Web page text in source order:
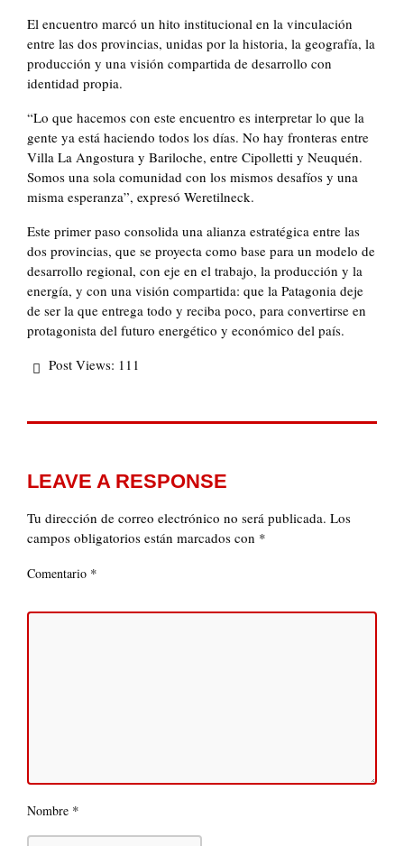
El encuentro marcó un hito institucional en la vinculación
entre las dos provincias, unidas por la historia, la geografía, la
producción y una visión compartida de desarrollo con
identidad propia.
“Lo que hacemos con este encuentro es interpretar lo que la
gente ya está haciendo todos los días. No hay fronteras entre
Villa La Angostura y Bariloche, entre Cipolletti y Neuquén.
Somos una sola comunidad con los mismos desafíos y una
misma esperanza”, expresó Weretilneck.
Este primer paso consolida una alianza estratégica entre las
dos provincias, que se proyecta como base para un modelo de
desarrollo regional, con eje en el trabajo, la producción y la
energía, y con una visión compartida: que la Patagonia deje
de ser la que entrega todo y reciba poco, para convertirse en
protagonista del futuro energético y económico del país.
Post Views: 111
LEAVE A RESPONSE
Tu dirección de correo electrónico no será publicada. Los
campos obligatorios están marcados con *
Comentario *
Nombre *